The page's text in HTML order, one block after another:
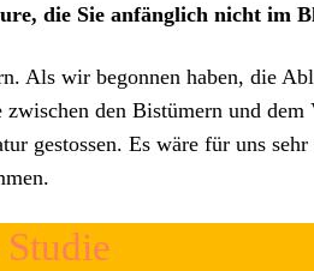
die Sie anfänglich nicht im
Als wir begonnen haben, die
den Bistümern und dem
gestossen. Es wäre für uns